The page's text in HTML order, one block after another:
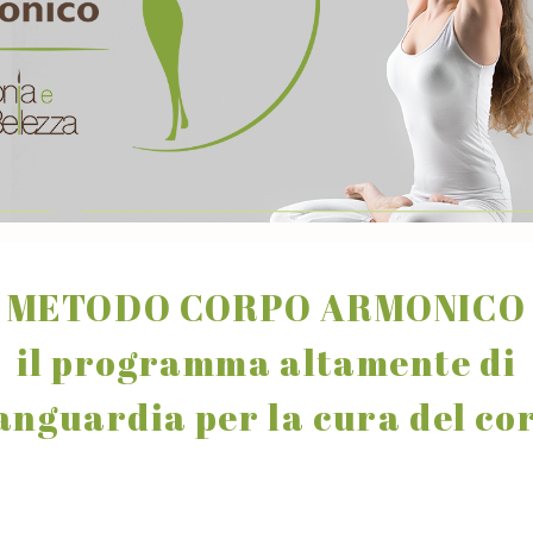
METODO CORPO ARMONICO
il programma altamente di
per la cura del